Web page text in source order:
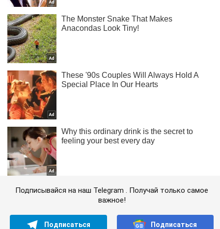
Подписывайся на наш Telegram . Получай только самое
важное!
Подписаться Подписаться